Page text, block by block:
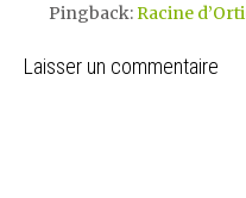
Pingback:Racine
Laisser un commentaire